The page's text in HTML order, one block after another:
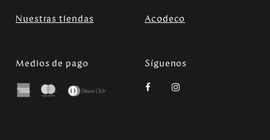
Nuestras tiendas Acodeco
Medios de pago Síguenos